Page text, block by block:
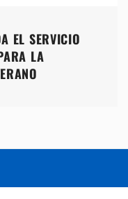
EL SERVICIO
LA